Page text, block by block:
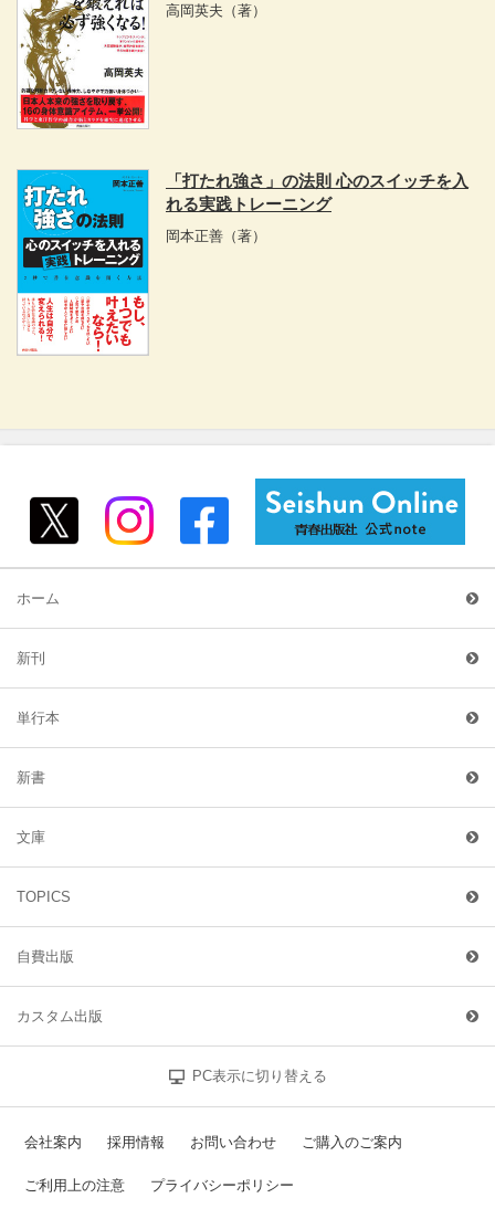
高岡英夫 （著）
「打たれ強さ」の法則 心のスイッチを入
れる実践トレーニング
岡本正善 （著）
ホーム
新刊
単行本
新書
文庫
TOPICS
自費出版
カスタム出版
PC表示に切り替える
会社案内 採用情報 お問い合わせ ご購入のご案内
ご利用上の注意 プライバシーポリシー